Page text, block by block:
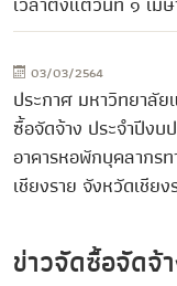
03/03/2564
ประกาศ มหาวิทยาลั
ซื้อจัดจ้าง ประจำปีง
อาคารหอพักบุคลากร
เชียงราย จังหวัดเชียง
ข่าวจัดซื้อจัดจ้